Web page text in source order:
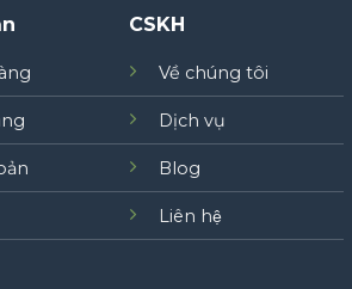
CSKH
Về chúng tôi
Dịch vụ
Blog
Liên hệ